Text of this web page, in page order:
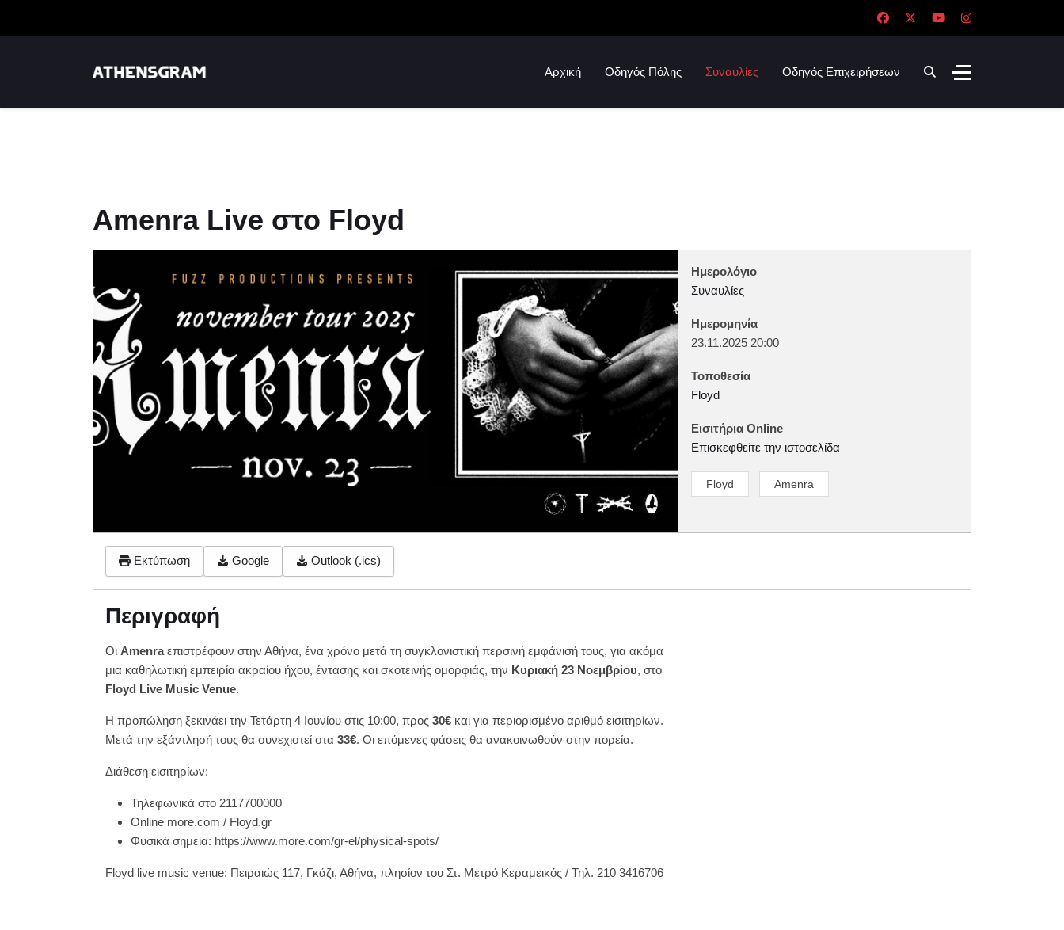
Αρχική Οδηγός Πόλης Συναυλίες Οδηγός Επιχειρήσεων
Amenra Live στο Floyd
Ημερολόγιο
Συναυλίες
Ημερομηνία
23.11.2025 20:00
Τοποθεσία
Floyd
Εισιτήρια Online
Επισκεφθείτε την ιστοσελίδα
Floyd Amenra
Εκτύπωση Google Outlook (.ics)
Περιγραφή
Οι Amenraεπιστρέφουν στην Αθήνα, ένα χρόνο μετά τη συγκλονιστική περσινή εμφάνισή τους, για ακόμα
μια καθηλωτική εμπειρία ακραίου ήχου, έντασης και σκοτεινής ομορφιάς, την Κυριακή 23 Νοεμβρίου, στο
Floyd Live Music Venue.
Η προπώληση ξεκινάει την Τετάρτη 4 Ιουνίου στις 10:00, προς 30€ και για περιορισμένο αριθμό εισιτηρίων.
Μετά την εξάντλησή τους θα συνεχιστεί στα 33€. Οι επόμενες φάσεις θα ανακοινωθούν στην πορεία.
Διάθεση εισιτηρίων:
Τηλεφωνικά στο 2117700000
Online more.com / Floyd.gr
Φυσικά σημεία: https://www.more.com/gr-el/physical-spots/
Floyd live music venue: Πειραιώς 117, Γκάζι, Αθήνα, πλησίον του Στ. Μετρό Κεραμεικός / Τηλ. 210 3416706